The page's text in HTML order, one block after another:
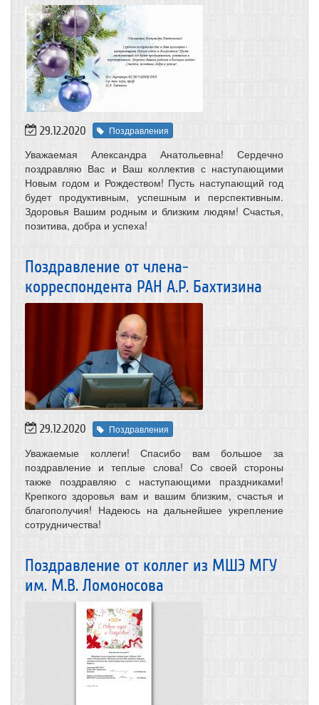
29.12.2020 Поздравления
Уважаемая Александра Анатольевна! Сердечно
поздравляю Вас и Ваш коллектив с наступающими
Новым годом и Рождеством! Пусть наступающий год
будет продуктивным, успешным и перспективным.
Здоровья Вашим родным и близким людям! Счастья,
позитива, добра и успеха!
Поздравление от члена-
корреспондента РАН А.Р. Бахтизина
29.12.2020 Поздравления
Уважаемые коллеги! Спасибо вам большое за
поздравление и теплые слова! Со своей стороны
также поздравляю с наступающими праздниками!
Крепкого здоровья вам и вашим близким, счастья и
благополучия! Надеюсь на дальнейшее укрепление
сотрудничества!
Поздравление от коллег из МШЭ МГУ
им. М.В. Ломоносова